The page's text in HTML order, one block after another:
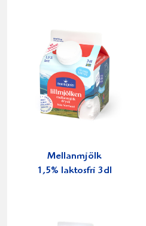
Mellanmjölk
1,5% laktosfri 3dl